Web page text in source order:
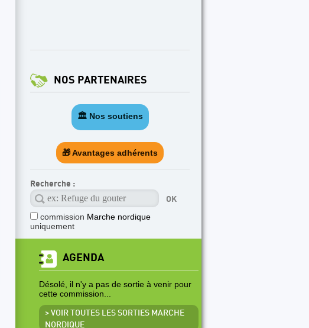
NOS PARTENAIRES
🏛️ Nos soutiens
🎁 Avantages adhérents
Recherche :
commission Marche nordique
uniquement
AGENDA
Désolé, il n'y a pas de sortie à venir pour
cette commission...
> VOIR TOUTES LES SORTIES MARCHE
NORDIQUE